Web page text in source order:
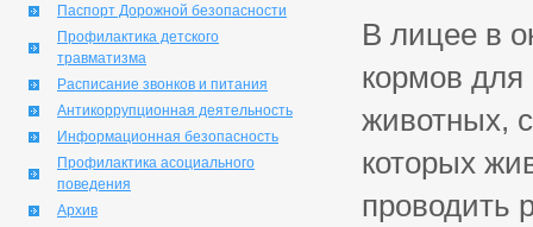
Паспорт Дорожной безопасности
Профилактика детского
травматизма
Расписание звонков и питания
Антикоррупционная деятельность
Информационная безопасность
Профилактика асоциального
поведения
Архив
В лицее в
кормов для
животных,
которых
проводить